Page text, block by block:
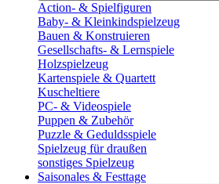
Action- & Spielfiguren
Baby- & Kleinkindspielzeug
Bauen & Konstruieren
Gesellschafts- & Lernspiele
Holzspielzeug
Kartenspiele & Quartett
Kuscheltiere
PC- & Videospiele
Puppen & Zubehör
Puzzle & Geduldsspiele
Spielzeug für draußen
sonstiges Spielzeug
Saisonales & Festtage